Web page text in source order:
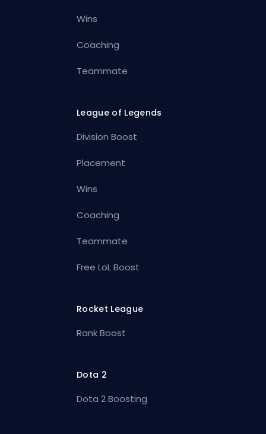
Wins
Coaching
Teammate
League of Legends
Division Boost
Placement
Wins
Coaching
Teammate
Free LoL Boost
Rocket League
Rank Boost
Dota 2
Dota 2 Boosting